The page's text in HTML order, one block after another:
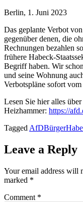
Berlin, 1. Juni 2023
Das geplante Verbot
gegenüber denen, die
Rechnungen bezahlen
frühere Habeck-
Begriff haben. Wir
und seine Wohnung
Verbotspläne sofort
Lesen Sie hier alles
Heizhammer: https://
Tagged AfDBürger
Leave a Reply
Your email address will
marked *
Comment *